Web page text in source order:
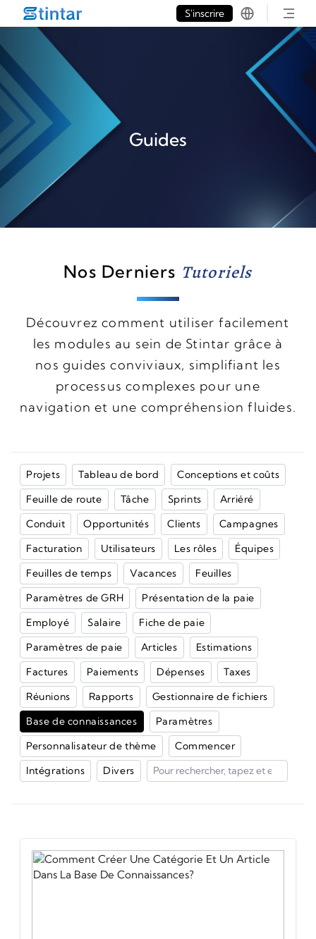
put google tag in file
S'inscrire
Guides
Nos Derniers Tutoriels
Découvrez comment utiliser facilement
les modules au sein de Stintar grâce à
nos guides conviviaux, simplifiant les
processus complexes pour une
navigation et une compréhension fluides.
Projets Tableau de bord
Conceptions et coûts
Feuille de route
Tâche Sprints
Arriéré
Conduit
Opportunités Clients
Campagnes
Facturation
Utilisateurs Les rôles
Équipes
Feuilles de temps
Vacances
Feuilles
Paramètres de GRH
Présentation de la paie
Employé
Salaire
Fiche de paie
Paramètres de paie
Articles
Estimations
Factures
Paiements Dépenses
Taxes
Réunions
Rapports
Gestionnaire de fichiers
Base de connaissances
Paramètres
Personnalisateur de thème
Commencer
Intégrations
Divers